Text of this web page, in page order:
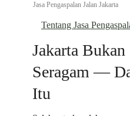
Jasa Pengaspalan Jalan Jakarta
Tentang Jasa
Jakarta
Seragam —
Itu